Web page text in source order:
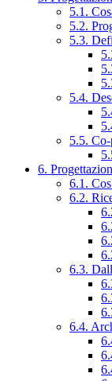
5.1.
5.2.
5.3.
5.4.
5.5.
6.
6.1.
6.2.
6.3.
6.4.